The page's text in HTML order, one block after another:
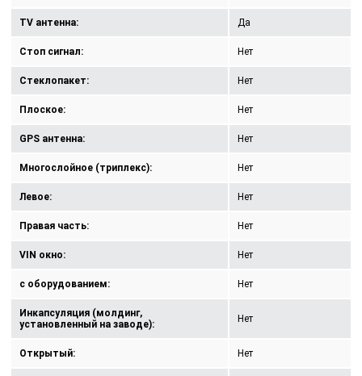
TV антенна: Да
Стоп сигнал: Нет
Стеклопакет: Нет
Плоское: Нет
GPS антенна: Нет
Многослойное (триплекс): Нет
Левое: Нет
Правая часть: Нет
VIN окно: Нет
с оборудованием: Нет
Инкапсуляция (молдинг,
установленный на заводе):
Нет
Открытый: Нет